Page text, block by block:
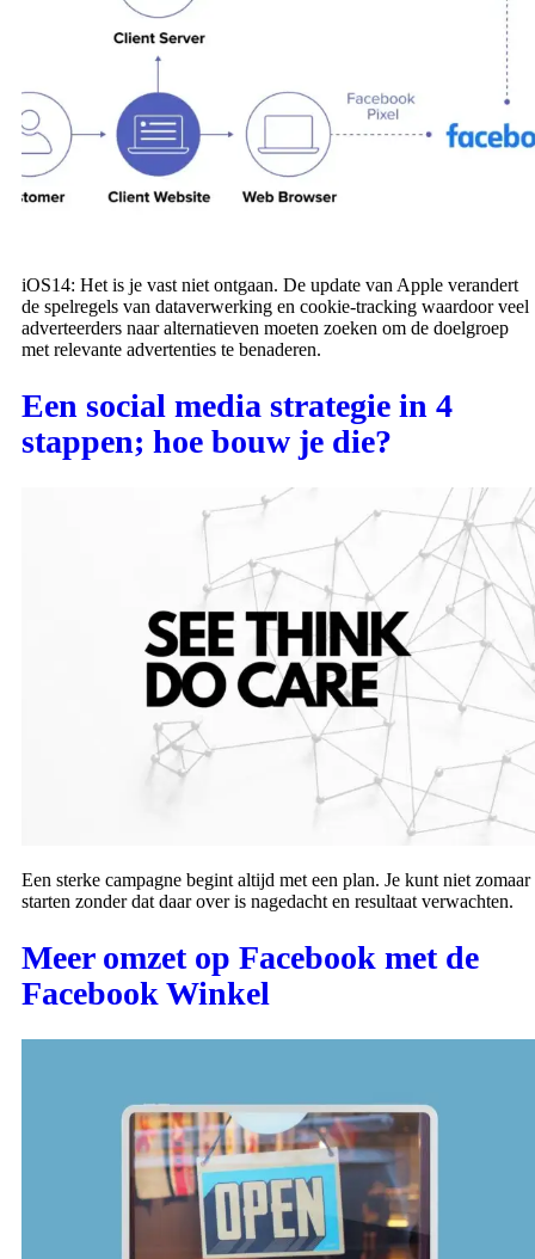
iOS14: Het is je vast niet ontgaan. De update van Apple verandert
de spelregels van dataverwerking en cookie-tracking waardoor veel
adverteerders naar alternatieven moeten zoeken om de doelgroep
met relevante advertenties te benaderen.
Een social media strategie in 4
stappen; hoe bouw je die?
Een sterke campagne begint altijd met een plan. Je kunt niet zomaar
starten zonder dat daar over is nagedacht en resultaat verwachten.
Meer omzet op Facebook met de
Facebook Winkel